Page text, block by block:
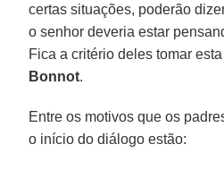
certas situações, poderão
o senhor deveria estar
Fica a critério deles tomar
Bonnot.
Entre os motivos que os
o início do diálogo estão: